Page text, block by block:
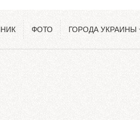
ФОТО ГОРОДА УКРАИНЫ
Киев